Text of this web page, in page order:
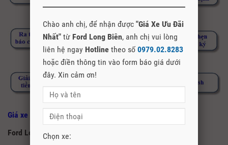
Giá xe Ford Ranger 2026
Ford Long Biêncập nhật bảng giá xe
Chào anh chị, để nhận được "Giá Xe Ưu Đãi
Nhất" từ Ford Long Biên, anh chị vui lòng
liên hệ ngay Hotline theo số 0979.02.8283
hoặc điền thông tin vào form báo giá dưới
đây. Xin cảm ơn!
Chọn xe: